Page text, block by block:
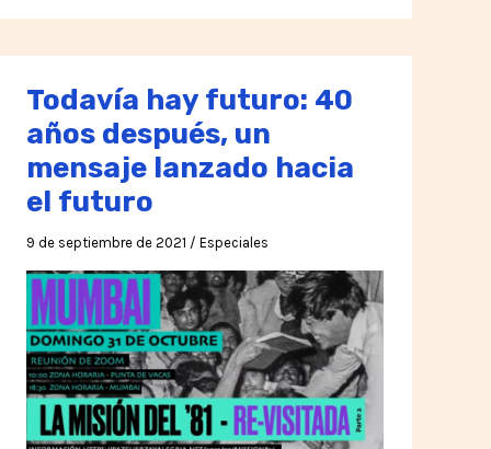
um
futuro:
anos
depois,
uma
mensagem
foi
lançada
para
o
futuro
Todavía hay futuro: 40
años después, un
mensaje lanzado hacia
el futuro
9 de septiembre de 2021 /Especiales